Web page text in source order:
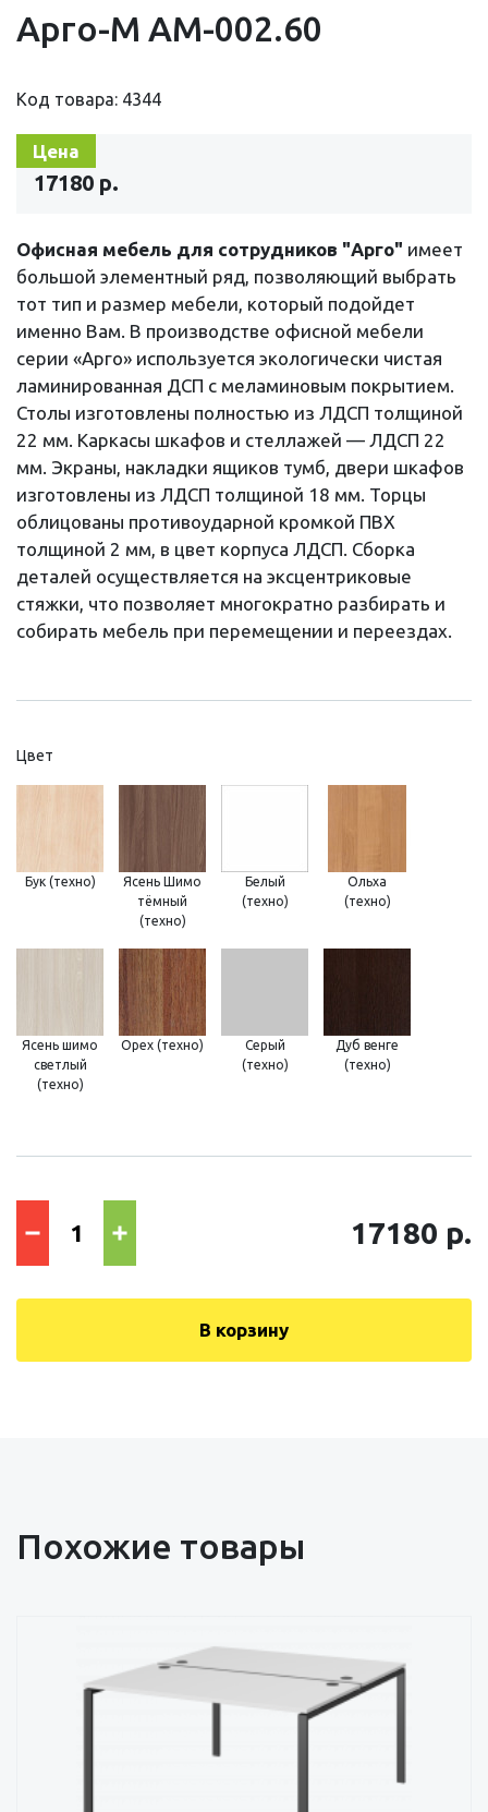
Арго-М АМ-002.60
Код товара: 4344
Цена
17180 р.
Офисная мебель для сотрудников "Арго" имеет
большой элементный ряд, позволяющий выбрать
тот тип и размер мебели, который подойдет
именно Вам. В производстве офисной мебели
серии «Арго» используется экологически чистая
ламинированная ДСП с меламиновым покрытием.
Столы изготовлены полностью из ЛДСП толщиной
22 мм. Каркасы шкафов и стеллажей — ЛДСП 22
мм. Экраны, накладки ящиков тумб, двери шкафов
изготовлены из ЛДСП толщиной 18 мм. Торцы
облицованы противоударной кромкой ПВХ
толщиной 2 мм, в цвет корпуса ЛДСП. Сборка
деталей осуществляется на эксцентриковые
стяжки, что позволяет многократно разбирать и
собирать мебель при перемещении и переездах.
Цвет
Бук (техно)
Ясень Шимо
тёмный
(техно)
Белый
(техно)
Ольха
(техно)
Ясень шимо
светлый
(техно)
Орех (техно)
Серый
(техно)
Дуб венге
(техно)
17180 р.
В корзину
Похожие товары